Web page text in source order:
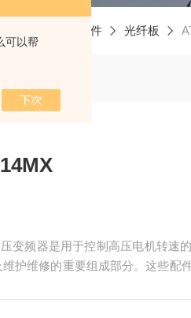
可以帮
高压变频器配件 光纤板
变频器是用于控制高压电机转速
护维修的重要组成部分。这些配